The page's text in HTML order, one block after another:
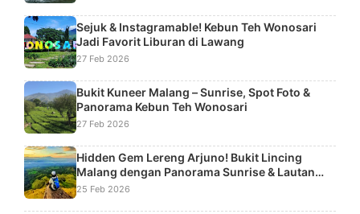
Sejuk & Instagramable! Kebun Teh Wonosari
Jadi Favorit Liburan di Lawang
27 Feb 2026
Bukit Kuneer Malang – Sunrise, Spot Foto &
Panorama Kebun Teh Wonosari
27 Feb 2026
Hidden Gem Lereng Arjuno! Bukit Lincing
Malang dengan Panorama Sunrise & Lautan
Kabut
25 Feb 2026